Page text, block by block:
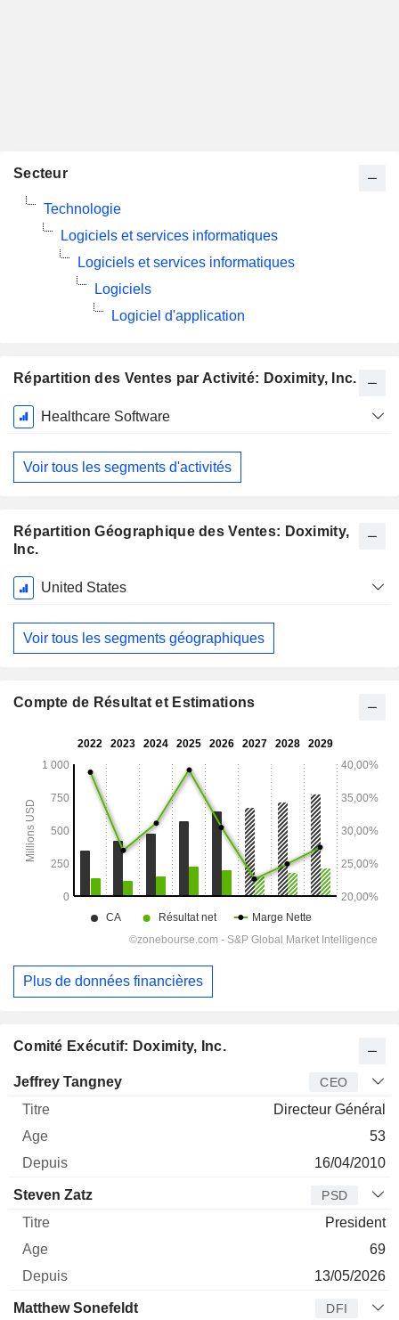
Répartition des Ventes par Activité: Doximity, Inc.
Période
Fiscale:
Mars
Healthcare Software
Voir tous les segments d'activités
Répartition Géographique des Ventes: Doximity,
Inc.
Période
Fiscale:
Mars
United States
Voir tous les segments géographiques
Comité Exécutif: Doximity, Inc.
Dirigeant Titre Age
Jeffrey Tangney CEO
Directeur Général
53
16/04/2010
Steven Zatz PSD
President
69
13/05/2026
Matthew Sonefeldt DFI
Secteur
Technologie
Logiciels et services informatiques
Logiciels et services informatiques
Logiciels
Logiciel d'application
Compte de Résultat et Estimations
Plus de données financières